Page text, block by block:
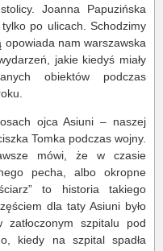
Joanna Papuzińska
po ulicach. Schodzimy
opowiada nam warszawska
jakie kiedyś miały
obiektów podczas
ojca Asiuni – naszej
Tomka podczas wojny.
mówi, że w czasie
pecha, albo okropne
to historia takiego
dla taty Asiuni było
szpitalu pod
kiedy na szpital spadła